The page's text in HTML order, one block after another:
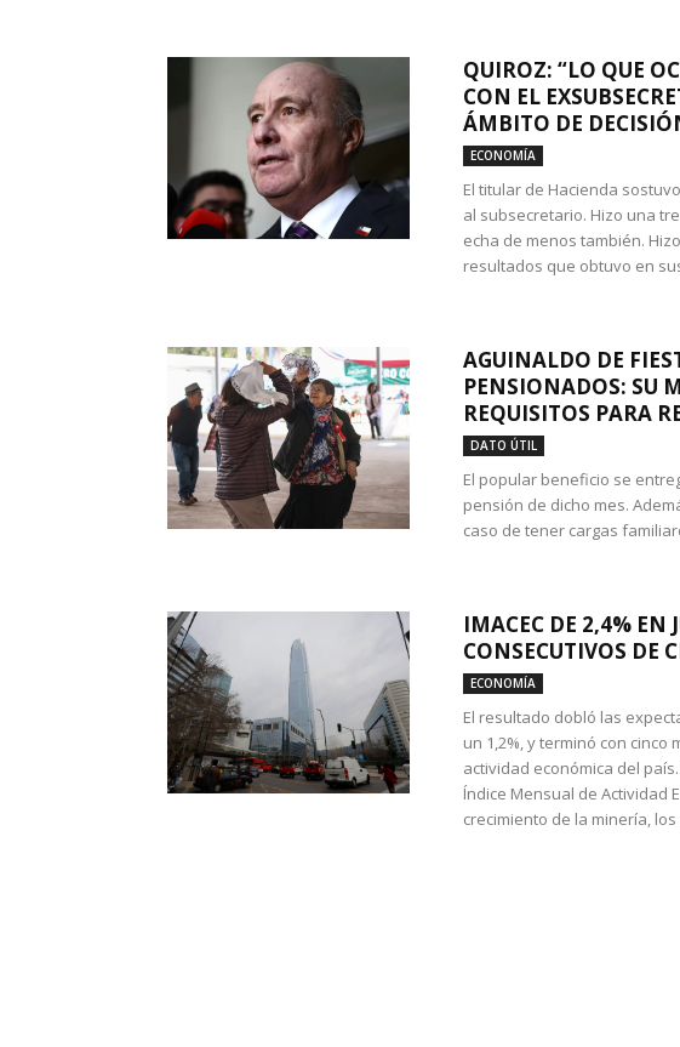
QUIROZ: “LO QUE
CON EL
ÁMBITO DE
ECONOMÍA
El titular de Hacienda
al subsecretario. Hizo una
echa de menos también.
resultados que obtuvo en
AGUINALDO DE
PENSIONADOS: SU
REQUISITOS PARA
DATO ÚTIL
El popular beneficio se
pensión de dicho mes.
caso de tener cargas
IMACEC DE 2,4% EN
CONSECUTIVOS DE
ECONOMÍA
El resultado dobló las
un 1,2%, y terminó con
actividad económica del
Índice Mensual de Actividad
crecimiento de la minería,